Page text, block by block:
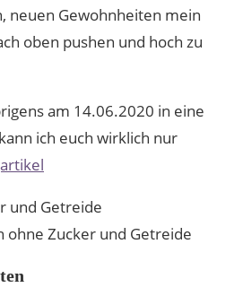
neuen Gewohnheiten mein
oben pushen und hoch zu
am 14.06.2020 in eine
ich euch wirklich nur
ohne Zucker und Getreide